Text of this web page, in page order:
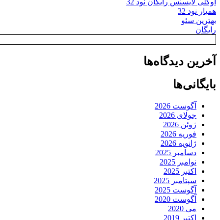
همیار نود 32
بهترین سئو
رایگان
آخرین دیدگاه‌ها
بایگانی‌ها
آگوست 2026
جولای 2026
ژوئن 2026
فوریه 2026
ژانویه 2026
دسامبر 2025
نوامبر 2025
اکتبر 2025
سپتامبر 2025
آگوست 2025
آگوست 2020
می 2020
اکتبر 2019